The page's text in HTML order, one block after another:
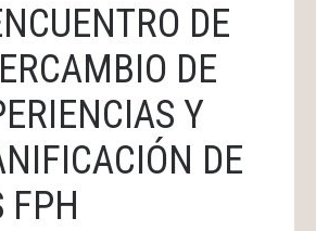
DE
DE
Y
DE
FPH